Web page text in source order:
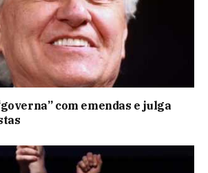
com emendas e julga